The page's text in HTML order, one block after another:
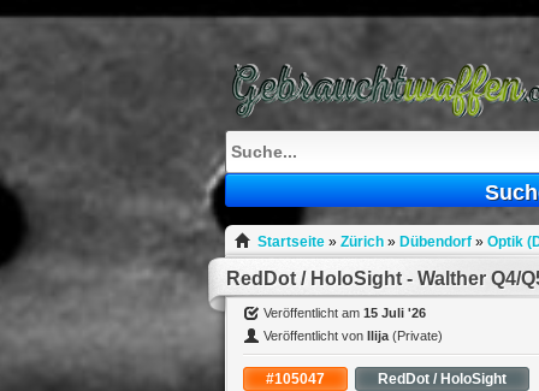
Fill
Startseite» Zürich» Dübendorf» Optik
Veröffentlicht am15 Juli '26
Veröffentlicht vonIlija (Private)
#105047 RedDot / HoloSight